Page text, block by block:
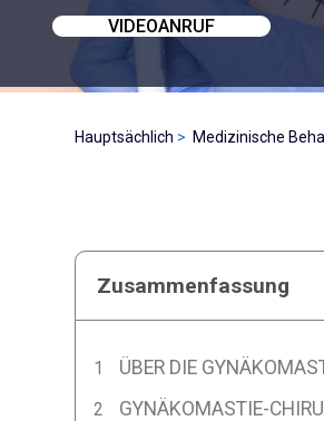
VIDEOANRUF
Hauptsächlich Medizinische
Zusammenfassung
ÜBER DIE
GYNÄKOMASTIE-